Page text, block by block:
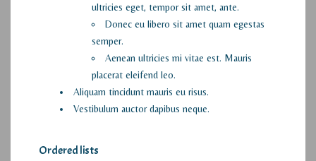
ultricies eget, tempor sit amet, ante.
Donec eu libero sit amet quam egestas
semper.
Aenean ultricies mi vitae est. Mauris
placerat eleifend leo.
Aliquam tincidunt mauris eu risus.
Vestibulum auctor dapibus neque.
Ordered lists